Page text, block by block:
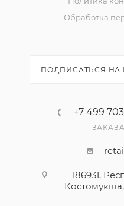
Обработка
ПОДПИСАТЬСЯ НА
+7 499
186931,